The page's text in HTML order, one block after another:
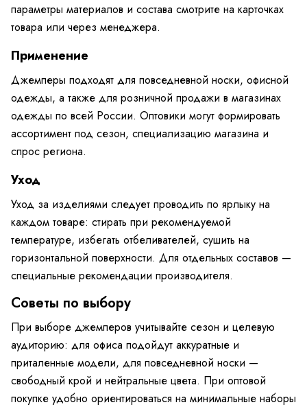
параметры материалов и состава смотрите на карточках
товара или через менеджера.
Применение
Джемперы подходят для повседневной носки, офисной
одежды, а также для розничной продажи в магазинах
одежды по всей России. Оптовики могут формировать
ассортимент под сезон, специализацию магазина и
спрос региона.
Уход
Уход за изделиями следует проводить по ярлыку на
каждом товаре: стирать при рекомендуемой
температуре, избегать отбеливателей, сушить на
горизонтальной поверхности. Для отдельных составов —
специальные рекомендации производителя.
Советы по выбору
При выборе джемперов учитывайте сезон и целевую
аудиторию: для офиса подойдут аккуратные и
приталенные модели, для повседневной носки —
свободный крой и нейтральные цвета. При оптовой
покупке удобно ориентироваться на минимальные наборы